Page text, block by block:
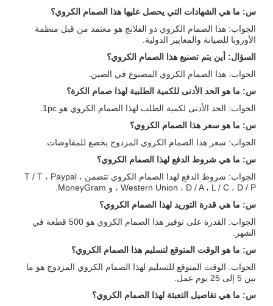
س: ما هي الشهادات التي يحصل عليها هذا الصمام الكروي؟
الجواب: هذا الصمام الكروي ذو الفلانج هو معتمد من قبل منظمة
الأوروبا للصيانة والمعايير الدولية.
السؤال: أين يتم تصنيع هذا الصمام الكروي؟
الجواب: هذا الصمام الكروي المصنوع في الصين.
س: ما هو الحد الأدنى للكمية الطلبية لهذا صمام الكرة؟
الجواب: الحد الأدنى لكمية الطلب لهذا الصمام الكروي هو 1pc.
س: ما هو سعر هذا الصمام الكروي؟
الجواب: سعر هذا الصمام الكروي المزدوج يخضع للمفاوضات.
س: ما هي شروط الدفع لهذا الصمام الكروي؟
الجواب: شروط الدفع لهذا الصمام الكروي تتضمن T / T ، Paypal ،
Western Union ، D / A ، L / C ، D / P ، و MoneyGram.
س: ما هي قدرة التوريد لهذا الصمام الكروي؟
الجواب: القدرة على توفير هذا الصمام الكروي هو 500 قطعة في
الشهر.
س: ما هو الوقت المتوقع لتسليم هذا الصمام الكروي؟
الجواب: الوقت المتوقع للتسليم لهذا الصمام الكروي المزدوج هو ما
بين 5 إلى 25 يوم عمل.
س: ما هي تفاصيل التعبئة لهذا الصمام الكروي؟